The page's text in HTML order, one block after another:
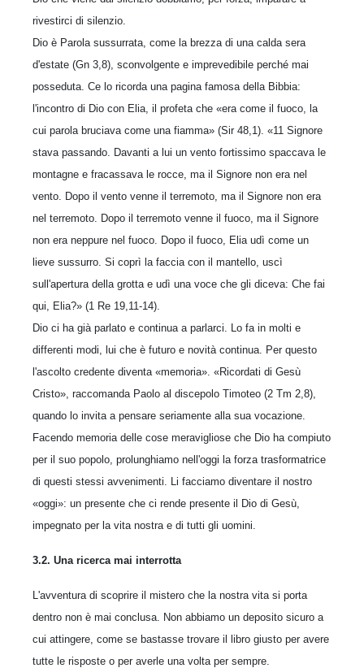
rivestirci di silenzio.
Dio è Parola sussurrata, come la brezza di una calda sera
d'estate (Gn 3,8), sconvolgente e imprevedibile perché mai
posseduta. Ce lo ricorda una pagina famosa della Bibbia:
l'incontro di Dio con Elia, il profeta che «era come il fuoco, la
cui parola bruciava come una fiamma» (Sir 48,1). «11 Signore
stava passando. Davanti a lui un vento fortissimo spaccava le
montagne e fracassava le rocce, ma il Signore non era nel
vento. Dopo il vento venne il terremoto, ma il Signore non era
nel terremoto. Dopo il terremoto venne il fuoco, ma il Signore
non era neppure nel fuoco. Dopo il fuoco, Elia udì come un
lieve sussurro. Si coprì la faccia con il mantello, uscì
sull'apertura della grotta e udì una voce che gli diceva: Che fai
qui, Elia?» (1 Re 19,11-14).
Dio ci ha già parlato e continua a parlarci. Lo fa in molti e
differenti modi, lui che è futuro e novità continua. Per questo
l'ascolto credente diventa «memoria». «Ricordati di Gesù
Cristo», raccomanda Paolo al discepolo Timoteo (2 Tm 2,8),
quando lo invita a pensare seriamente alla sua vocazione.
Facendo memoria delle cose meravigliose che Dio ha compiuto
per il suo popolo, prolunghiamo nell'oggi la forza trasformatrice
di questi stessi avvenimenti. Li facciamo diventare il nostro
«oggi»: un presente che ci rende presente il Dio di Gesù,
impegnato per la vita nostra e di tutti gli uomini.
3.2. Una ricerca mai interrotta
L'avventura di scoprire il mistero che la nostra vita si porta
dentro non è mai conclusa. Non abbiamo un deposito sicuro a
cui attingere, come se bastasse trovare il libro giusto per avere
tutte le risposte o per averle una volta per sempre.